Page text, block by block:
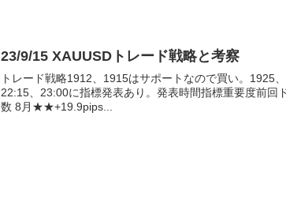
23/9/15 XAUUSDトレード戦略と考察
トレード戦略1912、1915はサポートなので買い。1925
22:15、23:00に指標発表あり。発表時間指標重要度前回
数 8月★★+19.9pips...